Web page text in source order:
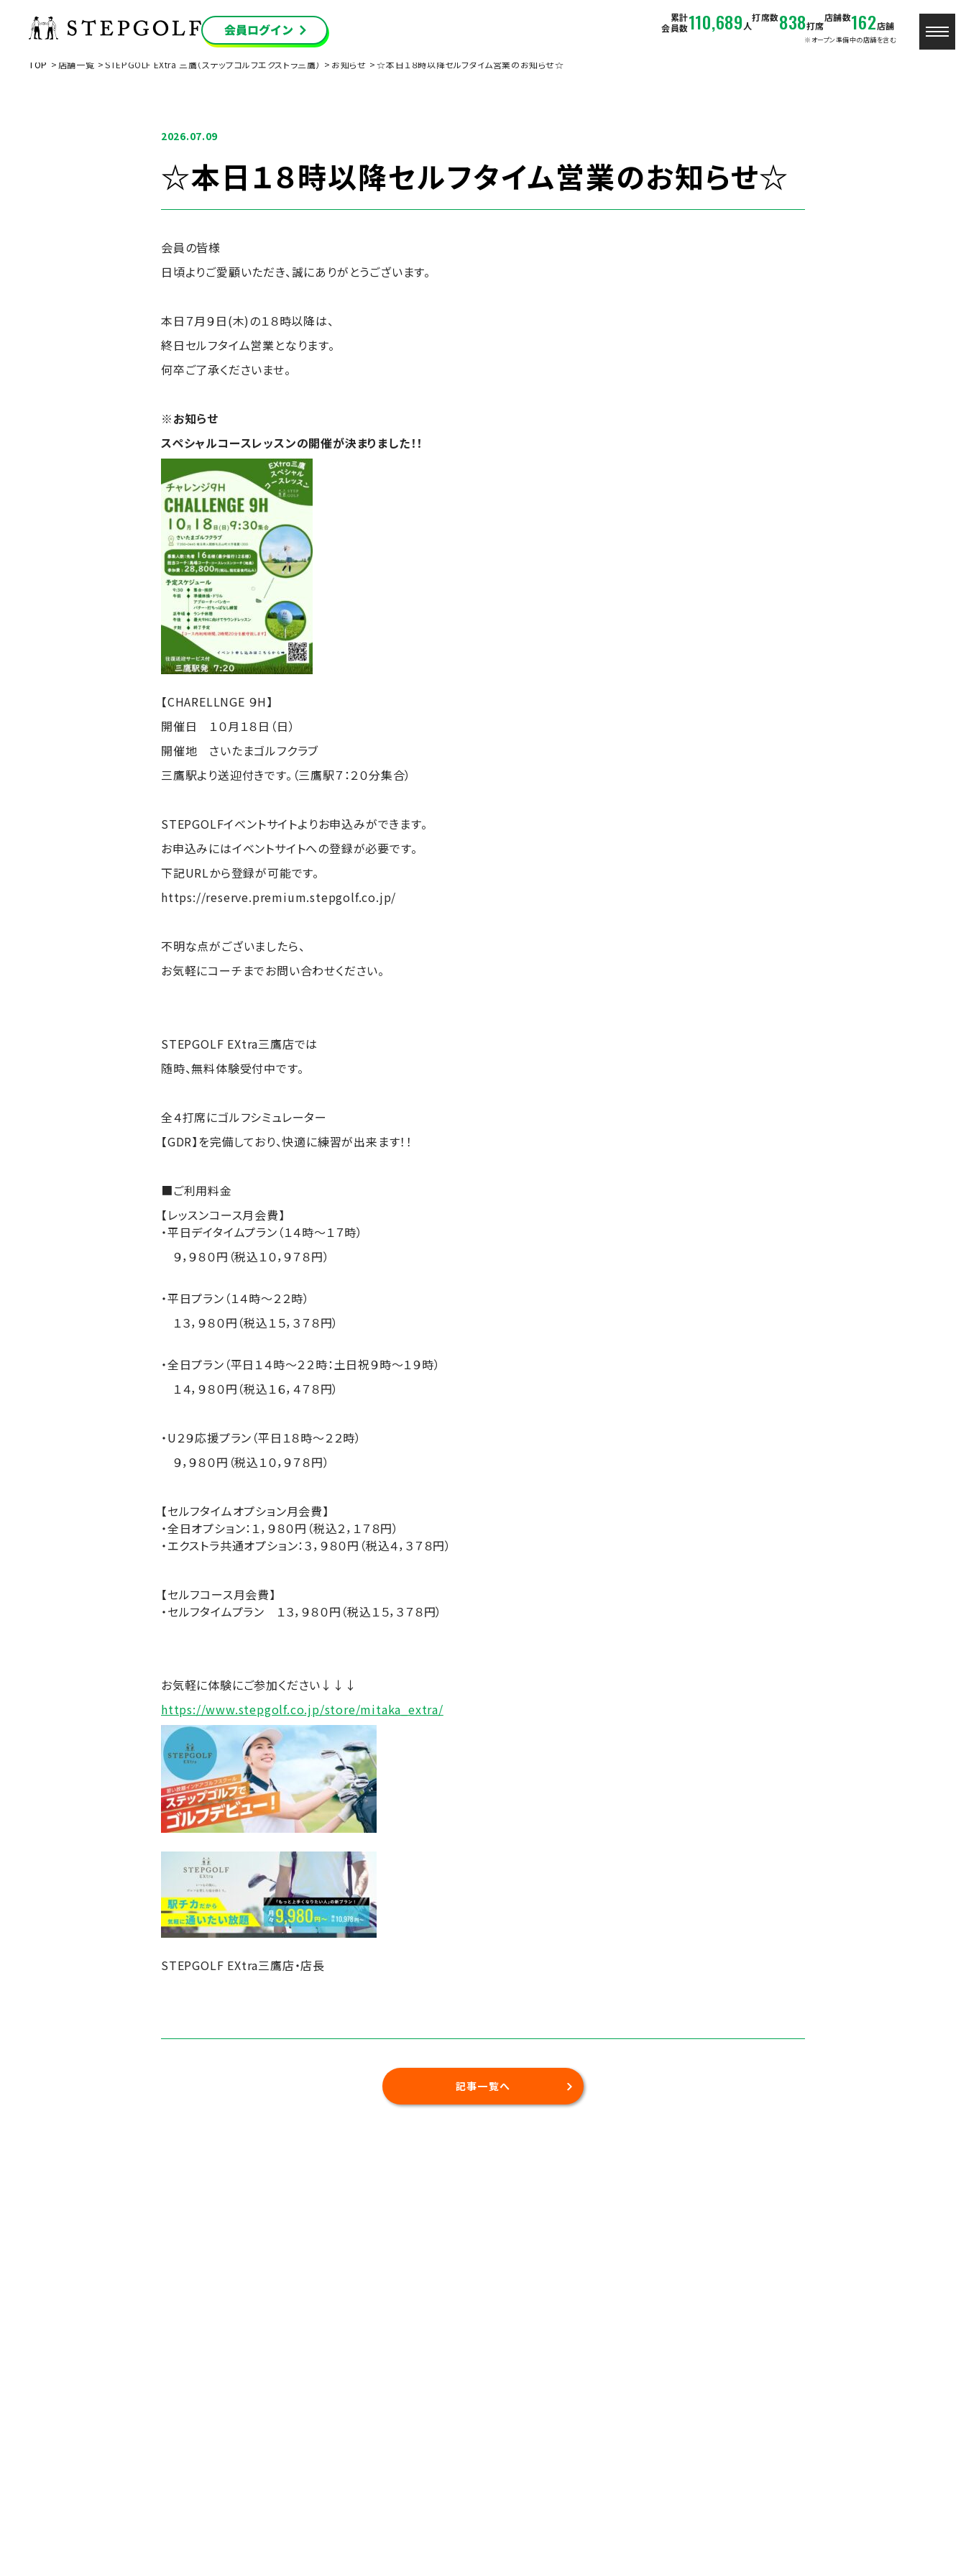
累計
会員数110,689 人
打席数838打席
店舗数162店舗
※オープン準備中の店舗を含む
TOP 店舗一覧 STEPGOLF EXtra 三鷹（ステップゴルフエクストラ三鷹） お知らせ ☆本日１８時以降セルフタイム営業のお知らせ☆
2026.07.09
☆本日１８時以降セルフタイム営業のお知らせ☆
会員の皆様
日頃よりご愛顧いただき、誠にありがとうございます。
本日７月９日(木)の１８時以降は、
終日セルフタイム営業となります。
何卒ご了承くださいませ。
※お知らせ
スペシャルコースレッスンの開催が決まりました！！
【CHARELLNGE ９H】
開催日 １０月１８日（日）
開催地 さいたまゴルフクラブ
三鷹駅より送迎付きです。（三鷹駅７：２０分集合）
STEPGOLFイベントサイトよりお申込みができます。
お申込みにはイベントサイトへの登録が必要です。
下記URLから登録が可能です。
https://reserve.premium.stepgolf.co.jp/
不明な点がございましたら、
お気軽にコーチまでお問い合わせください。
STEPGOLF EXtra三鷹店では
随時、無料体験受付中です。
全４打席にゴルフシミュレーター
【GDR】を完備しており、快適に練習が出来ます！！
■ご利用料金
【レッスンコース月会費】
・平日デイタイムプラン（１４時～１７時）
９，９８０円（税込１０，９７８円）
・平日プラン（１４時～２２時）
１３，９８０円（税込１５，３７８円）
・全日プラン（平日１４時～２２時：土日祝９時～１９時）
１４，９８０円（税込１６，４７８円）
・U２９応援プラン（平日１８時～２２時）
９，９８０円（税込１０，９７８円）
【セルフタイムオプション月会費】
・全日オプション：１，９８０円（税込２，１７８円）
・エクストラ共通オプション：３，９８０円（税込４，３７８円）
【セルフコース月会費】
・セルフタイムプラン １３，９８０円（税込１５，３７８円）
お気軽に体験にご参加ください↓↓↓
https://www.stepgolf.co.jp/store/mitaka_extra/
STEPGOLF EXtra三鷹店・店長
記事一覧へ